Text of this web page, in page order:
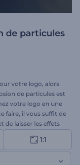
de particules
votre logo, alors
de particules est
votre logo en une
faire, il vous suffit de
de laisser les effets
attrayante. Envie
1:1